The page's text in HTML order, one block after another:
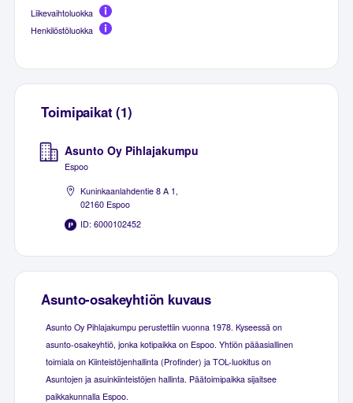
Liikevaihtoluokka
Henkilöstöluokka
Toimipaikat (1)
Asunto Oy Pihlajakumpu
Espoo
Kuninkaanlahdentie 8 A 1,
02160 Espoo
ID: 6000102452
Asunto-osakeyhtiön kuvaus
Asunto Oy Pihlajakumpu perustettiin vuonna 1978. Kyseessä on
asunto-osakeyhtiö, jonka kotipaikka on Espoo. Yhtiön pääasiallinen
toimiala on Kiinteistöjenhallinta (Profinder) ja TOL-luokitus on
Asuntojen ja asuinkiinteistöjen hallinta. Päätoimipaikka sijaitsee
paikkakunnalla Espoo.